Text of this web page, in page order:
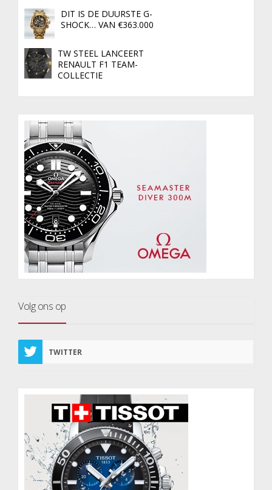
DIT IS DE DUURSTE G-
SHOCK… VAN €363.000
TW STEEL LANCEERT
RENAULT F1 TEAM-
COLLECTIE
Volg ons op
TWITTER